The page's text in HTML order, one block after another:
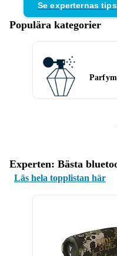
Se experternas tips
Populära kategorier
Parfym
Experten: Bästa
Läs hela topplistan här